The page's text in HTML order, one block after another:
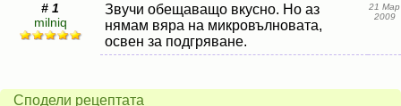
# 1
milniq
Звучи обещаващо вкусно. Но аз
нямам вяра на микровълновата,
освен за подгряване.
21 Мар
2009
Сподели рецептата